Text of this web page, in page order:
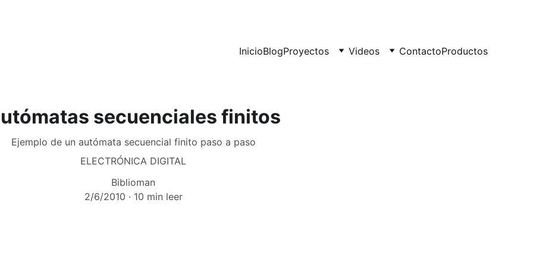
InicioBlogProyectos Videos ContactoProductos
secuenciales finitos
Ejemplo de un autómata secuencial finito paso a paso
ELECTRÓNICA DIGITAL
Biblioman
2/6/2010
10 min leer